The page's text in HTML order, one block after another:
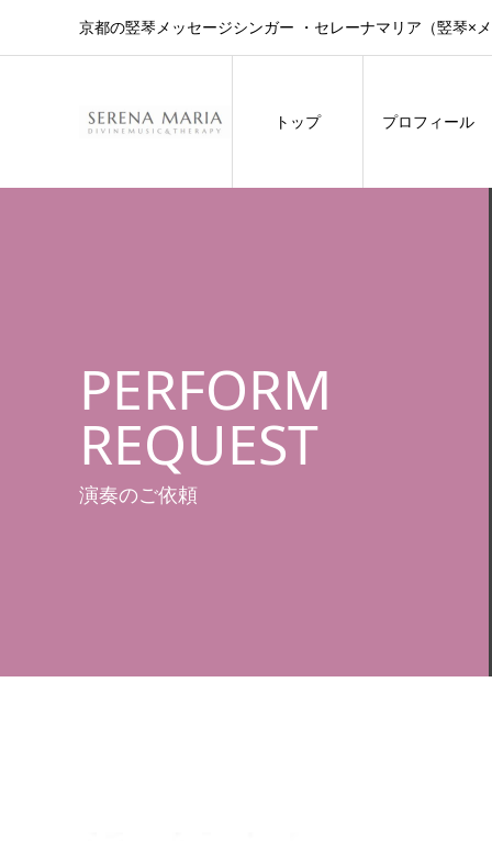
京都の竪琴メッセージシンガー ・セレーナマリア（竪琴×
トップ プロフィール
PERFORM
REQUEST
演奏のご依頼